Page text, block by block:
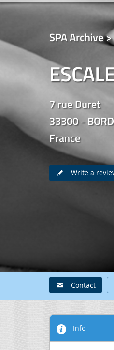
SPA Archive
7 rue Duret
33300 -
France
Write a
Contact
Info